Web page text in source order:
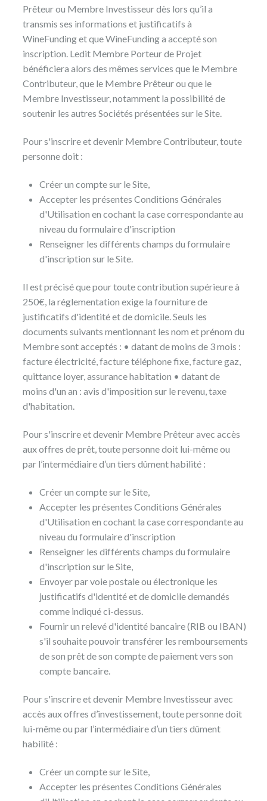
Prêteur ou Membre Investisseur dès lors qu’il a
transmis ses informations et justificatifs à
WineFunding et que WineFunding a accepté son
inscription. Ledit Membre Porteur de Projet
bénéficiera alors des mêmes services que le Membre
Contributeur, que le Membre Prêteur ou que le
Membre Investisseur, notamment la possibilité de
soutenir les autres Sociétés présentées sur le Site.
Pour s'inscrire et devenir Membre Contributeur, toute
personne doit :
Créer un compte sur le Site,
Accepter les présentes Conditions Générales
d'Utilisation en cochant la case correspondante au
niveau du formulaire d'inscription
Renseigner les différents champs du formulaire
d'inscription sur le Site.
Il est précisé que pour toute contribution supérieure à
250€, la réglementation exige la fourniture de
justificatifs d'identité et de domicile. Seuls les
documents suivants mentionnant les nom et prénom du
Membre sont acceptés : • datant de moins de 3 mois :
facture électricité, facture téléphone fixe, facture gaz,
quittance loyer, assurance habitation • datant de
moins d'un an : avis d'imposition sur le revenu, taxe
d'habitation.
Pour s'inscrire et devenir Membre Prêteur avec accès
aux offres de prêt, toute personne doit lui-même ou
par l’intermédiaire d’un tiers dûment habilité :
Créer un compte sur le Site,
Accepter les présentes Conditions Générales
d'Utilisation en cochant la case correspondante au
niveau du formulaire d'inscription
Renseigner les différents champs du formulaire
d'inscription sur le Site,
Envoyer par voie postale ou électronique les
justificatifs d'identité et de domicile demandés
comme indiqué ci-dessus.
Fournir un relevé d'identité bancaire (RIB ou IBAN)
s'il souhaite pouvoir transférer les remboursements
de son prêt de son compte de paiement vers son
compte bancaire.
Pour s'inscrire et devenir Membre Investisseur avec
accès aux offres d’investissement, toute personne doit
lui-même ou par l’intermédiaire d’un tiers dûment
habilité :
Créer un compte sur le Site,
Accepter les présentes Conditions Générales